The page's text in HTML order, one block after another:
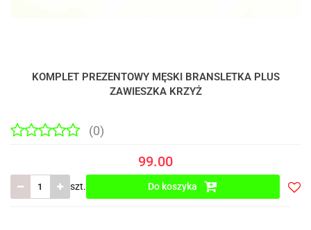
KOMPLET PREZENTOWY MĘSKI BRANSLETKA PLUS
ZAWIESZKA KRZYŻ
(0)
99.00
szt. Do koszyka